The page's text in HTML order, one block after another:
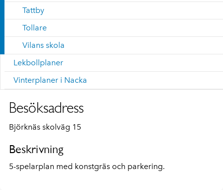
Tattby
Tollare
Vilans skola
Lekbollplaner
Vinterplaner i Nacka
Besöksadress
Björknäs skolväg 15
Beskrivning
5-spelarplan med konstgräs och parkering.